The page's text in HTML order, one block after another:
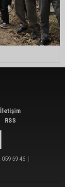
İletişim
RSS
059 69 46 |